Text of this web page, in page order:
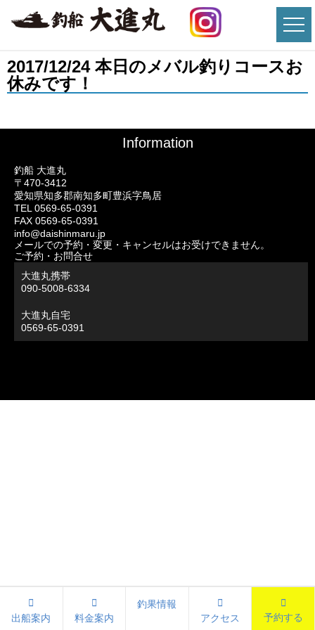
2017/12/24 本日のメバル釣りコースお
休みです！
Information
釣船 大進丸
〒470-3412
愛知県知多郡南知多町豊浜字鳥居
TEL 0569-65-0391
FAX 0569-65-0391
info@daishinmaru.jp
メールでの予約・変更・キャンセルはお受けできません。
ご予約・お問合せ
大進丸携帯
090-5008-6334
大進丸自宅
0569-65-0391
出船案内 料金案内
釣果情報
アクセス
予約する